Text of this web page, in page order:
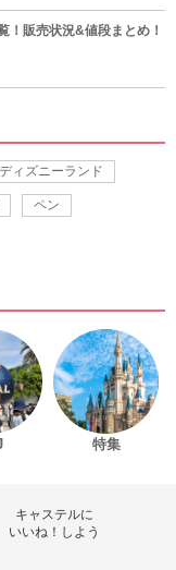
！販売状況&値段まとめ！
ディズニーランド
ペン
特集
キャステルに
いいね！しよう